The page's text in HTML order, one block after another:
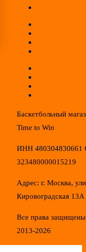
Баскетбольный
Time to Win
ИНН 480304830661
323480000015219
Адрес: г. Москва,
Кировоградская 13А
Все права
2013-2026